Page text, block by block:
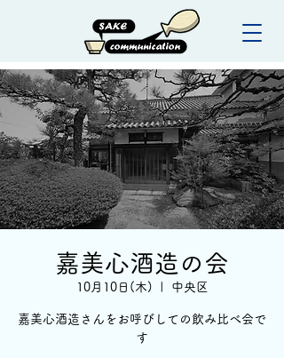
嘉美心酒造の会
10月10日(木) 中央区
嘉美心酒造さんをお呼びしての飲み比べ会で
す